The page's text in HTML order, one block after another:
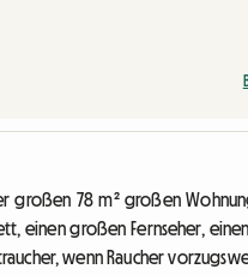
großen 78 m² großen
einen großen Fernseher,
wenn Raucher